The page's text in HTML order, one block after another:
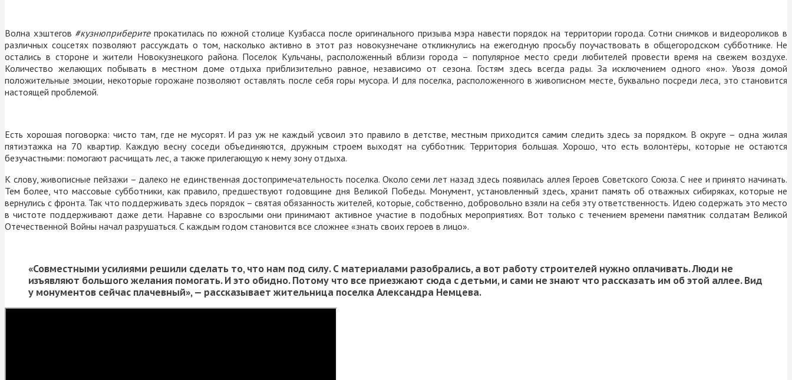
Волна хэштегов #кузнюприберитепрокатилась по южной столице Кузбасса после оригинального призыва мэра навести порядок на территории города. Сотни снимков и видеороликов в
различных соцсетях позволяют рассуждать о том, насколько активно в этот раз новокузнечане откликнулись на ежегодную просьбу поучаствовать в общегородском субботнике. Не
остались в стороне и жители Новокузнецкого района. Поселок Кульчаны, расположенный вблизи города – популярное место среди любителей провести время на свежем воздухе.
Количество желающих побывать в местном доме отдыха приблизительно равное, независимо от сезона. Гостям здесь всегда рады. За исключением одного «но». Увозя домой
положительные эмоции, некоторые горожане позволяют оставлять после себя горы мусора. И для поселка, расположенного в живописном месте, буквально посреди леса, это становится
настоящей проблемой.
Есть хорошая поговорка: чисто там, где не мусорят. И раз уж не каждый усвоил это правило в детстве, местным приходится самим следить здесь за порядком. В округе – одна жилая
пятиэтажка на 70 квартир. Каждую весну соседи объединяются, дружным строем выходят на субботник. Территория большая. Хорошо, что есть волонтёры, которые не остаются
безучастными: помогают расчищать лес, а также прилегающую к нему зону отдыха.
К слову, живописные пейзажи – далеко не единственная достопримечательность поселка. Около семи лет назад здесь появилась аллея Героев Советского Союза. С нее и принято начинать.
Тем более, что массовые субботники, как правило, предшествуют годовщине дня Великой Победы. Монумент, установленный здесь, хранит память об отважных сибиряках, которые не
вернулись с фронта. Так что поддерживать здесь порядок – святая обязанность жителей, которые, собственно, добровольно взяли на себя эту ответственность. Идею содержать это место
в чистоте поддерживают даже дети. Наравне со взрослыми они принимают активное участие в подобных мероприятиях. Вот только с течением времени памятник солдатам Великой
Отечественной Войны начал разрушаться. С каждым годом становится все сложнее «знать своих героев в лицо».
«Совместными усилиями решили сделать то, что нам под силу. С материалами разобрались, а вот работу строителей нужно оплачивать. Люди не
изъявляют большого желания помогать. И это обидно. Потому что все приезжают сюда с детьми, и сами не знают что рассказать им об этой аллее. Вид
у монументов сейчас плачевный», — рассказывает жительница поселка Александра Немцева.